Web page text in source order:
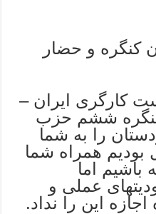
کنگره و حضار
کارگری ایران –
ششم حزب
را به شما
بودیم همراه شما
باشیم اما
عملی و
این را نداد.